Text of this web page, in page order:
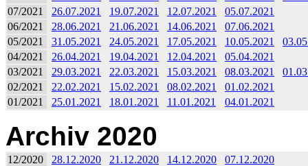
07/2021
26.07.2021 19.07.2021 12.07.2021
05.07.2021
06/2021
28.06.2021 21.06.2021 14.06.2021
07.06.2021
05/2021
31.05.2021 24.05.2021 17.05.2021 10.05.2021
04/2021
26.04.2021 19.04.2021 12.04.2021
05.04.2021
03/2021
29.03.2021 22.03.2021 15.03.2021 08.03.2021
02/2021
22.02.2021 15.02.2021 08.02.2021
01.02.2021
01/2021
25.01.2021 18.01.2021 11.01.2021 04.01.2021
Archiv 2020
12/2020 28.12.2020 21.12.2020 14.12.2020
07.12.2020